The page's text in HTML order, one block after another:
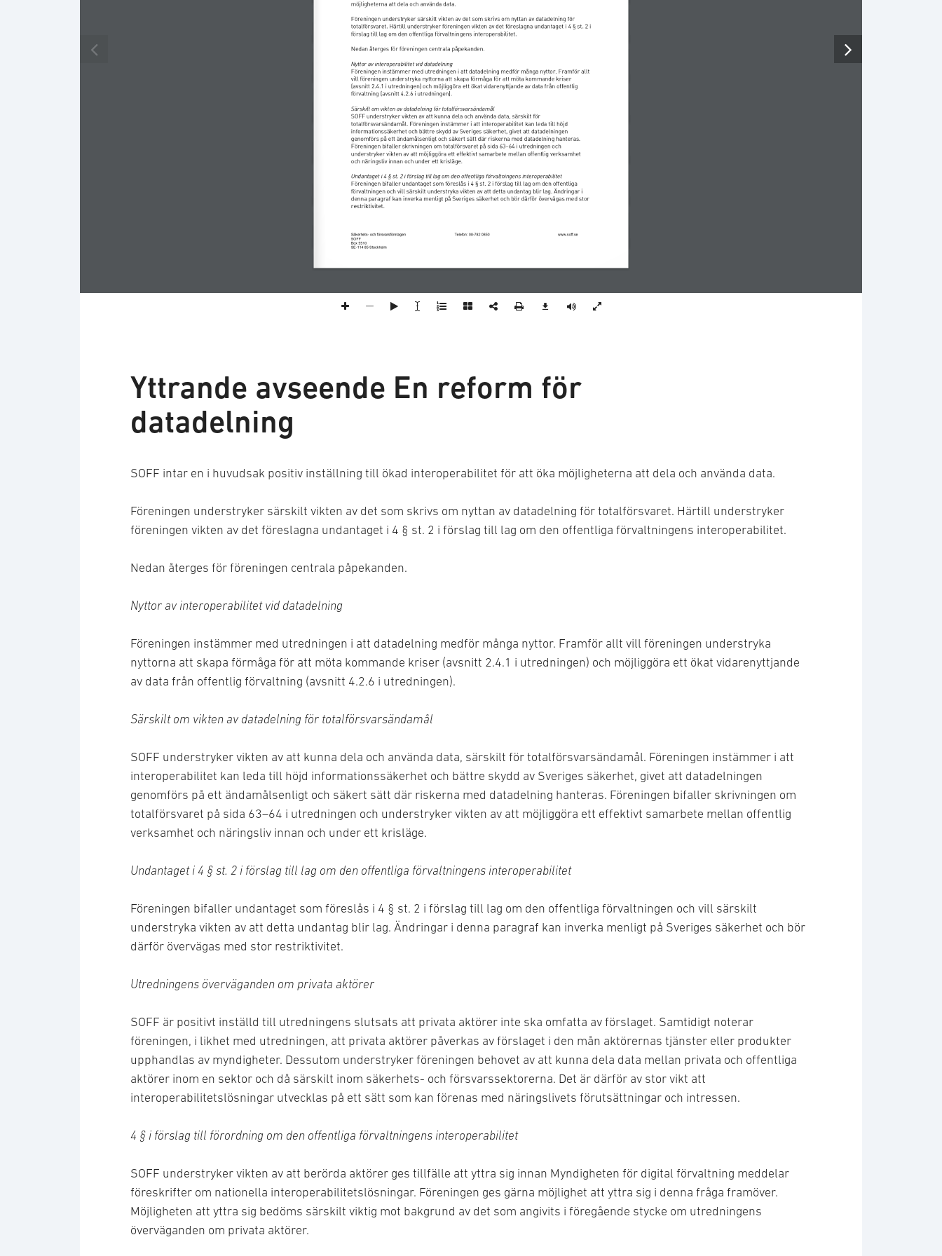
Säkerhets- och försvarsföretagen Telefon: 08-782 0850
www.soff.se
SOFF
Box 5510
SE-114 85 Stockholm
möjligheterna att dela och använda data.
Föreningen understryker särskilt vikten av det som skrivs om nyttan av datadelning för
totalförsvaret. Härtill understryker föreningen vikten av det föreslagna undantaget i 4 § st. 2 i
förslag till lag om den offentliga förvaltningens interoperabilitet.
Nedan återges för föreningen centrala påpekanden.
Nyttor av interoperabilitet vid datadelning
Föreningen instämmer med utredningen i att datadelning medför många nyttor. Framför allt
vill föreningen understryka nyttorna att skapa förmåga för att möta kommande kriser
(avsnitt 2.4.1 i utredningen) och möjliggöra ett ökat vidarenyttjande av data från offentlig
förvaltning (avsnitt 4.2.6 i utredningen).
Särskilt om vikten av datadelning för totalförsvarsändamål
SOFF understryker vikten av att kunna dela och använda data, särskilt för
totalförsvarsändamål. Föreningen instämmer i att interoperabilitet kan leda till höjd
informationssäkerhet och bättre skydd av Sveriges säkerhet, givet att datadelningen
genomförs på ett ändamålsenligt och säkert sätt där riskerna med datadelning hanteras.
Föreningen bifaller skrivningen om totalförsvaret på sida 63–64 i utredningen och
understryker vikten av att möjliggöra ett effektivt samarbete mellan offentlig verksamhet
och näringsliv innan och under ett krisläge.
Undantaget i 4 § st. 2 i förslag till lag om den offentliga förvaltningens interoperabilitet
Föreningen bifaller undantaget som föreslås i 4 § st. 2 i förslag till lag om den offentliga
förvaltningen och vill särskilt understryka vikten av att detta undantag blir lag. Ändringar i
denna paragraf kan inverka menligt på Sveriges säkerhet och bör därför övervägas med stor
restriktivitet.
Yttrande avseende En reform för
datadelning
SOFF intar en i huvudsak positiv inställning till ökad interoperabilitet för att öka möjligheterna att dela och använda data.
Föreningen understryker särskilt vikten av det som skrivs om nyttan av datadelning för totalförsvaret. Härtill understryker
föreningen vikten av det föreslagna undantaget i 4 § st. 2 i förslag till lag om den offentliga förvaltningens interoperabilitet.
Nedan återges för föreningen centrala påpekanden.
Nyttor av interoperabilitet vid datadelning
Föreningen instämmer med utredningen i att datadelning medför många nyttor. Framför allt vill föreningen understryka
nyttorna att skapa förmåga för att möta kommande kriser (avsnitt 2.4.1 i utredningen) och möjliggöra ett ökat vidarenyttjande
av data från offentlig förvaltning (avsnitt 4.2.6 i utredningen).
Särskilt om vikten av datadelning för totalförsvarsändamål
SOFF understryker vikten av att kunna dela och använda data, särskilt för totalförsvarsändamål. Föreningen instämmer i att
interoperabilitet kan leda till höjd informationssäkerhet och bättre skydd av Sveriges säkerhet, givet att datadelningen
genomförs på ett ändamålsenligt och säkert sätt där riskerna med datadelning hanteras. Föreningen bifaller skrivningen om
totalförsvaret på sida 63–64 i utredningen och understryker vikten av att möjliggöra ett effektivt samarbete mellan offentlig
verksamhet och näringsliv innan och under ett krisläge.
Undantaget i 4 § st. 2 i förslag till lag om den offentliga förvaltningens interoperabilitet
Föreningen bifaller undantaget som föreslås i 4 § st. 2 i förslag till lag om den offentliga förvaltningen och vill särskilt
understryka vikten av att detta undantag blir lag. Ändringar i denna paragraf kan inverka menligt på Sveriges säkerhet och bör
därför övervägas med stor restriktivitet.
Utredningens överväganden om privata aktörer
SOFF är positivt inställd till utredningens slutsats att privata aktörer inte ska omfatta av förslaget. Samtidigt noterar
föreningen, i likhet med utredningen, att privata aktörer påverkas av förslaget i den mån aktörernas tjänster eller produkter
upphandlas av myndigheter. Dessutom understryker föreningen behovet av att kunna dela data mellan privata och offentliga
aktörer inom en sektor och då särskilt inom säkerhets- och försvarssektorerna. Det är därför av stor vikt att
interoperabilitetslösningar utvecklas på ett sätt som kan förenas med näringslivets förutsättningar och intressen.
4 § i förslag till förordning om den offentliga förvaltningens interoperabilitet
SOFF understryker vikten av att berörda aktörer ges tillfälle att yttra sig innan Myndigheten för digital förvaltning meddelar
föreskrifter om nationella interoperabilitetslösningar. Föreningen ges gärna möjlighet att yttra sig i denna fråga framöver.
Möjligheten att yttra sig bedöms särskilt viktig mot bakgrund av det som angivits i föregående stycke om utredningens
överväganden om privata aktörer.